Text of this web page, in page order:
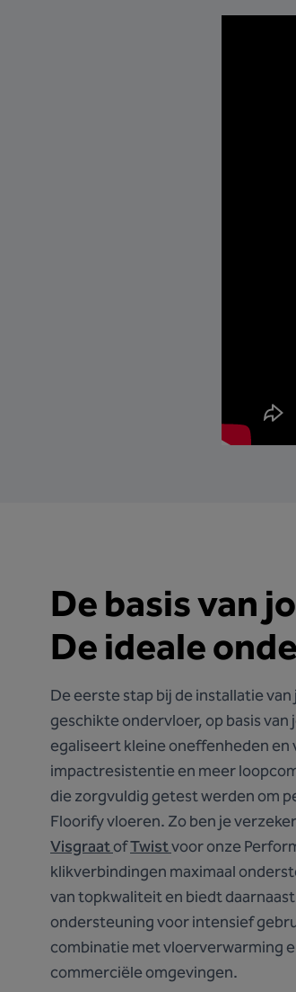
De basis van
De ideale
De eerste stap bij de installatie
geschikte ondervloer, op basis
egaliseert kleine oneffenheden
impactresistentie en meer
die zorgvuldig getest werden om
Floorify vloeren. Zo ben je
VisgraatofTwistvoor onze
klikverbindingen maximaal
van topkwaliteit en biedt
ondersteuning voor intensief
combinatie met vloerverwarming
commerciële omgevingen.